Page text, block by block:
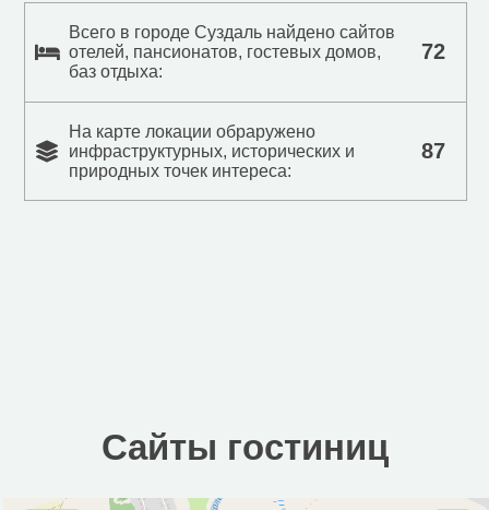
Всего в городе Суздаль найдено сайтов
отелей, пансионатов, гостевых домов,
баз отдыха:
72
На карте локации обраружено
инфраструктурных, исторических и
природных точек интереса:
87
Сайты гостиниц